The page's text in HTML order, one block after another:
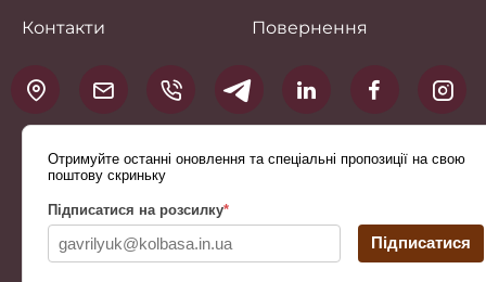
Контакти
Повернення
Отримуйте останні оновлення та спеціальні пропозиції на свою
поштову скриньку
Підписатися на розсилку*
Підписатися